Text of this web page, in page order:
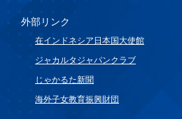
外部リンク
在インドネシア日本国大使館
ジャカルタジャパンクラブ
じゃかるた新聞
海外子女教育振興財団